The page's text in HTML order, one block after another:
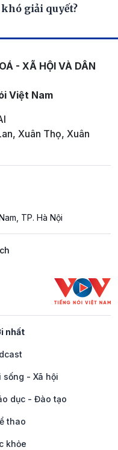
giải quyết?
- XÃ HỘI VÀ DÂN
Việt Nam
Xuân Thọ, Xuân
TP. Hà Nội
nhất
sống - Xã hội
dục - Đào tạo
thao
khỏe